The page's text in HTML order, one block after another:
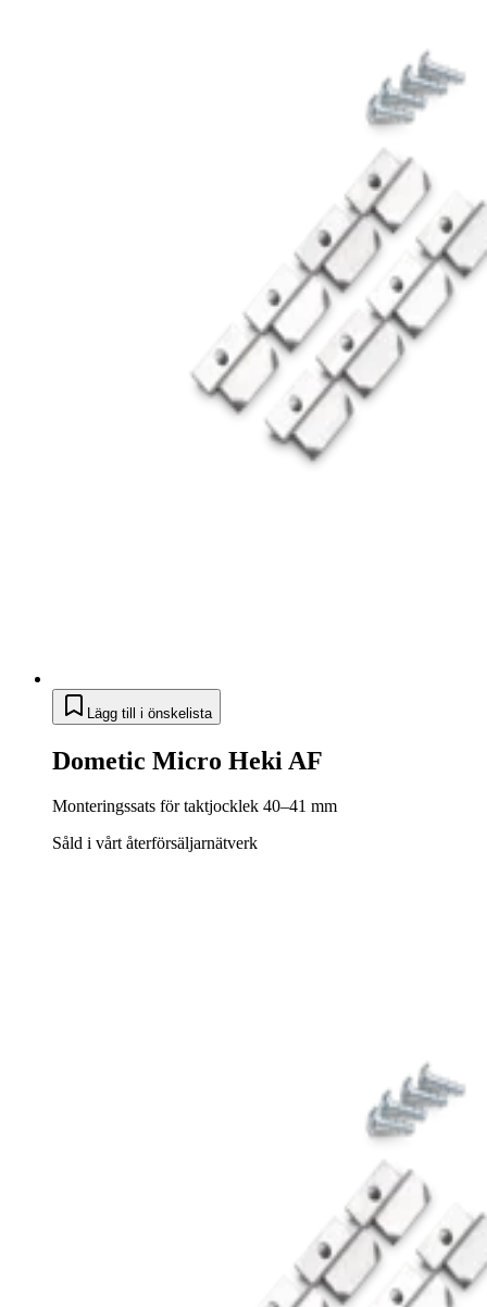
Lägg till i önskelista
Dometic Micro Heki AF
Monteringssats för taktjocklek 40–41 mm
Såld i vårt återförsäljarnätverk